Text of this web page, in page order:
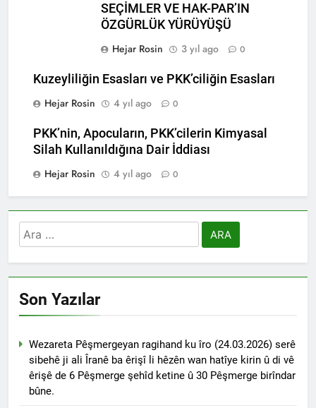
SEÇİMLER VE HAK-PAR’IN
ÖZGÜRLÜK YÜRÜYÜŞÜ
Hejar Rosin
3 yıl ago 0
Kuzeyliliğin Esasları ve PKK’ciliğin Esasları
Hejar Rosin
4 yıl ago 0
PKK’nin, Apocuların, PKK’cilerin Kimyasal
Silah Kullanıldığına Dair İddiası
Hejar Rosin
4 yıl ago 0
Arama:
Son Yazılar
Wezareta Pêşmergeyan ragihand ku îro (24.03.2026) serê
sibehê ji ali Îranê ba êrişî li hêzên wan hatîye kirin û di vê
êrişê de 6 Pêşmerge şehîd ketine û 30 Pêşmerge birîndar
bûne.